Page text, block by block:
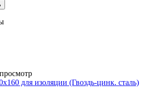
для изоляции (Гвоздь-цинк. сталь)